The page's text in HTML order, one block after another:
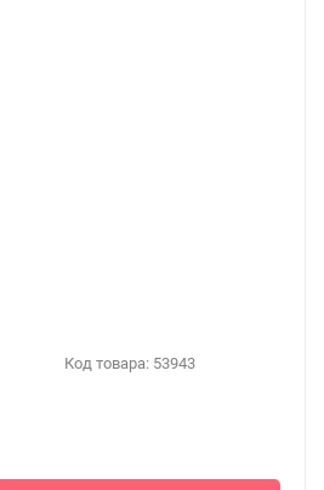
Код товара: 53943